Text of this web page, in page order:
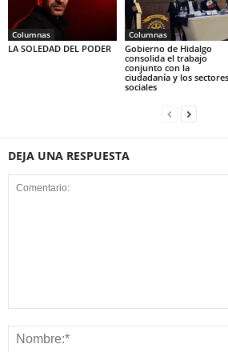
Columnas
LA SOLEDAD DEL PODER
Columnas
Gobierno de Hidalgo
consolida el trabajo
conjunto con la
ciudadanía y los sectores
sociales
DEJA UNA RESPUESTA